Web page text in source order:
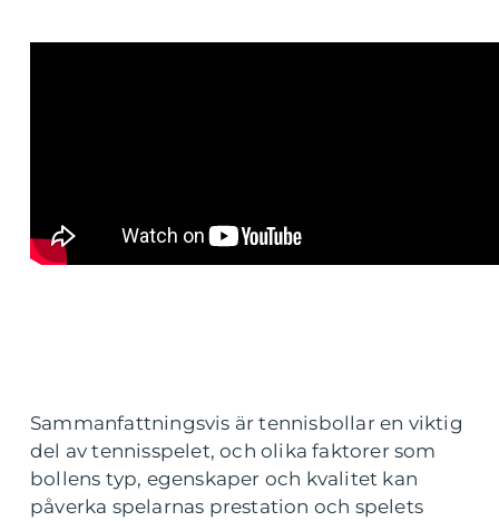
Sammanfattningsvis är tennisbollar en viktig
del av tennisspelet, och olika faktorer som
bollens typ, egenskaper och kvalitet kan
påverka spelarnas prestation och spelets